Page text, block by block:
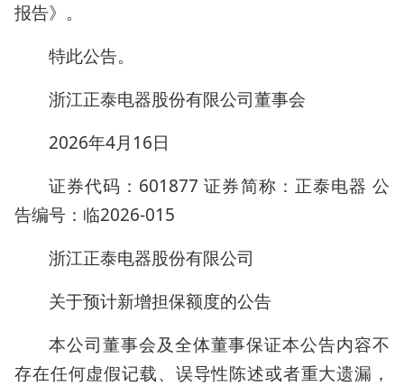
报告》。
特此公告。
浙江正泰电器股份有限公司董事会
2026年4月16日
证券代码：601877 证券简称：正泰电器 公
告编号：临2026-015
浙江正泰电器股份有限公司
关于预计新增担保额度的公告
本公司董事会及全体董事保证本公告内容不
存在任何虚假记载、误导性陈述或者重大遗漏，